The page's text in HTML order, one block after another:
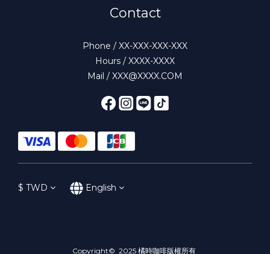
Contact
Phone / XX-XXX-XXX-XXX
Hours / XXXX-XXXX
Mail / XXX@XXXX.COM
$ TWD English
Copyright© 2025 橘時咖啡版權所有